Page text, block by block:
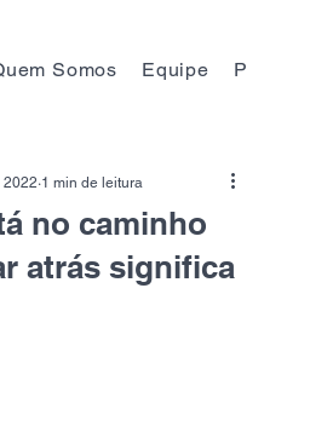
Somos Equipe
no caminho
atrás significa
2022 1 min de leitura